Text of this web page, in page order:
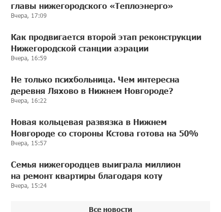
главы нижегородского «Теплоэнерго»
Вчера, 17:09
Как продвигается второй этап реконструкции
Нижегородской станции аэрации
Вчера, 16:59
Не только психбольница. Чем интересна
деревня Ляхово в Нижнем Новгороде?
Вчера, 16:22
Новая кольцевая развязка в Нижнем
Новгороде со стороны Кстова готова на 50%
Вчера, 15:57
Семья нижегородцев выиграла миллион
на ремонт квартиры благодаря коту
Вчера, 15:24
Все новости